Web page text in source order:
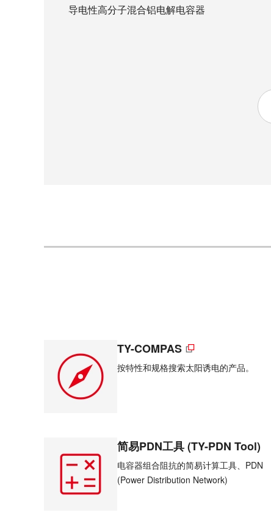
导电性高分子混合铝电解电容器
TY-COMPAS
按特性和规格搜索太阳诱电的产品。
简易PDN工具 (TY-PDN Tool)
电容器组合阻抗的简易计算工具、PDN
(Power Distribution Network)